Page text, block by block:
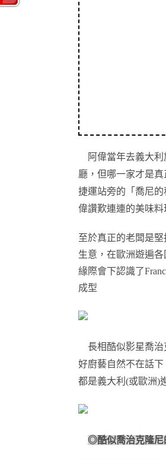
阿偉當年去義大
廳，但哪一家才是
捷運站旁的「喬尼
偉讚歎連連的美味料
至於真正的老闆是
生意，在歐洲遊遍
緣際會下認識了
成型
長相酷似影星喬治
好廚藝自然不在話下
都是義大利 (或歐洲)
◎酷似喬治克隆尼